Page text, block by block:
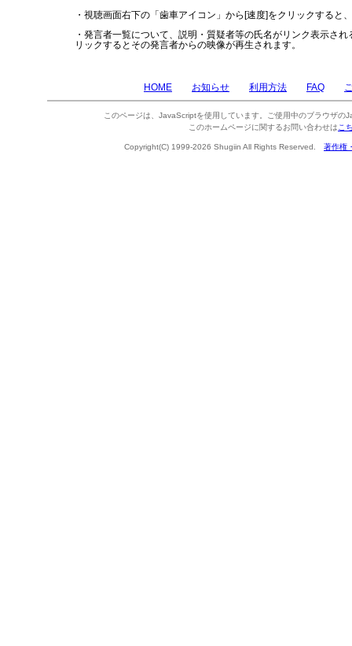
・視聴画面右下の「歯車アイコン」から[速度]をクリックすると
・発言者一覧について、説明・質疑者等の氏名がリンク表示さ
リックするとその発言者からの映像が再生されます。
HOME お知らせ 利用方法 FAQ
このページは、JavaScriptを使用しています。ご使用中のブラウザの
このホームページに関するお問い合わせは こ
Copyright(C) 1999-2026 Shugiin All Rights Reserved. 著作権